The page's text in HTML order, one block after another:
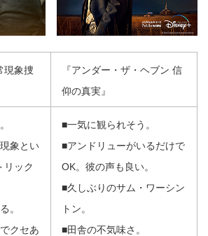
現象捜
『アンダー・ザ・ヘブン 信
仰の真実』
象とい
リック
。
クセあ
■一気に観られそう。
■アンドリューがいるだけで
OK。彼の声も良い。
■久しぶりのサム・ワーシン
トン。
■田舎の不気味さ。